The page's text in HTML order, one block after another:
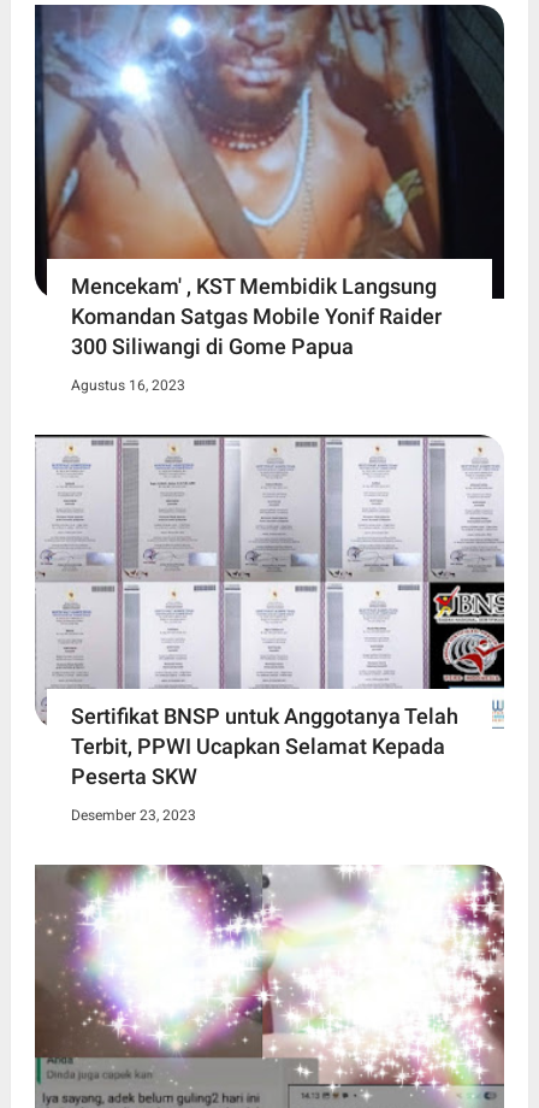
Mencekam' , KST Membidik Langsung
Komandan Satgas Mobile Yonif Raider
300 Siliwangi di Gome Papua
Agustus 16, 2023
Sertifikat BNSP untuk Anggotanya Telah
Terbit, PPWI Ucapkan Selamat Kepada
Peserta SKW
Desember 23, 2023